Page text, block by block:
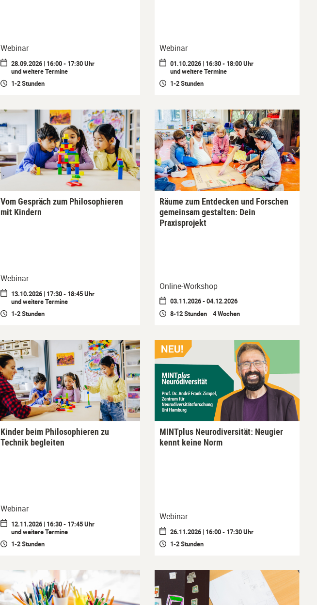
Webinar
28.09.2026 | 16:00 - 17:30 Uhr
und weitere Termine
1-2 Stunden
Webinar
01.10.2026 | 16:30 - 18:00 Uhr
und weitere Termine
1-2 Stunden
Vom Gespräch zum Philosophieren
mit Kindern
Webinar
13.10.2026 | 17:30 - 18:45 Uhr
und weitere Termine
1-2 Stunden
Räume zum Entdecken und Forschen
gemeinsam gestalten: Dein
Praxisprojekt
Online-Workshop
03.11.2026 - 04.12.2026
8-12 Stunden 4 Wochen
Kinder beim Philosophieren zu
Technik begleiten
Webinar
12.11.2026 | 16:30 - 17:45 Uhr
und weitere Termine
1-2 Stunden
MINTplus Neurodiversität: Neugier
kennt keine Norm
Webinar
26.11.2026 | 16:00 - 17:30 Uhr
1-2 Stunden